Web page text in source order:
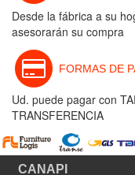
Desde la fábrica a su
asesorarán su compra
FORMAS DE
Ud. puede pagar con
TRANSFERENCIA
CANAPI